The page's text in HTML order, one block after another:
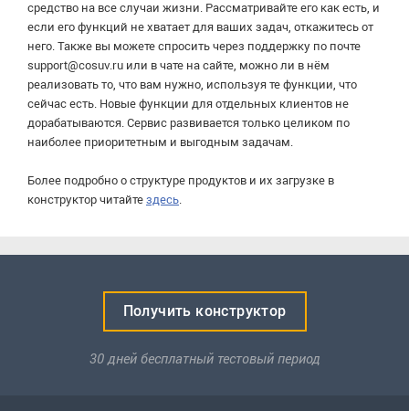
средство на все случаи жизни. Рассматривайте его как есть, и
если его функций не хватает для ваших задач, откажитесь от
него. Также вы можете спросить через поддержку по почте
support@cosuv.ru или в чате на сайте, можно ли в нём
реализовать то, что вам нужно, используя те функции, что
сейчас есть. Новые функции для отдельных клиентов не
дорабатываются. Сервис развивается только целиком по
наиболее приоритетным и выгодным задачам.
Более подробно о структуре продуктов и их загрузке в
конструктор читайте здесь.
Получить конструктор
30 дней бесплатныйтестовый период